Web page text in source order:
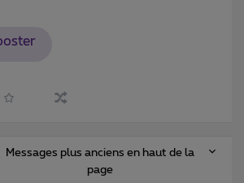
Messages plus anciens en haut de la
page